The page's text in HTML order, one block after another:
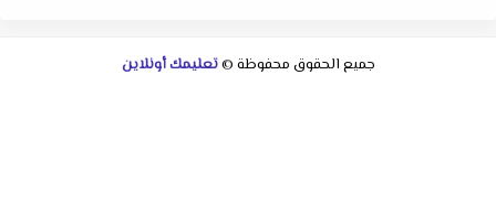
جميع الحقوق محفوظة ©تعليمك أونلاين